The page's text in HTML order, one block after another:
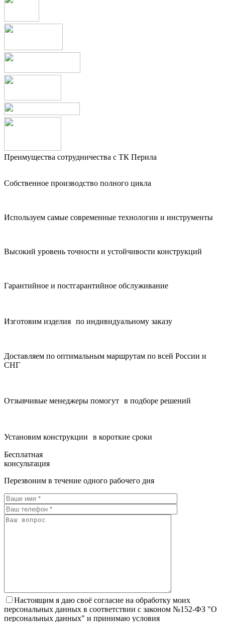
Преимущества сотрудничества с ТК Перила
Собственное производство полного цикла
Используем самые современные технологии и инструменты
Высокий уровень точности и устойчивости конструкций
Гарантийное и постгарантийное обслуживание
Изготовим изделия по индивидуальному заказу
Доставляем по оптимальным маршрутам по всей России и
СНГ
Отзывчивые менеджеры помогут в подборе решений
Установим конструкции в короткие сроки
Бесплатная
консультация
Перезвоним в течение одного рабочего дня
Настоящим я даю своё согласие на обработку моих
персональных данных в соответствии с законом №152-ФЗ "О
персональных данных" и принимаю условия